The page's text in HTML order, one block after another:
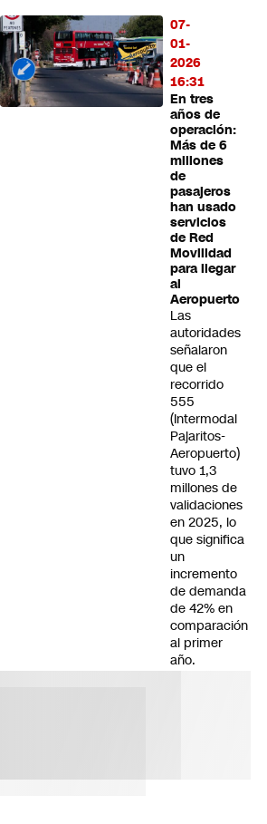
07-
01-
2026
16:31
En tres
años de
operación:
Más de 6
millones
de
pasajeros
han usado
servicios
de Red
Movilidad
para llegar
al
Aeropuerto
Las
autoridades
señalaron
que el
recorrido
555
(Intermodal
Pajaritos-
Aeropuerto)
tuvo 1,3
millones de
validaciones
en 2025, lo
que significa
un
incremento
de demanda
de 42% en
comparación
al primer
año.